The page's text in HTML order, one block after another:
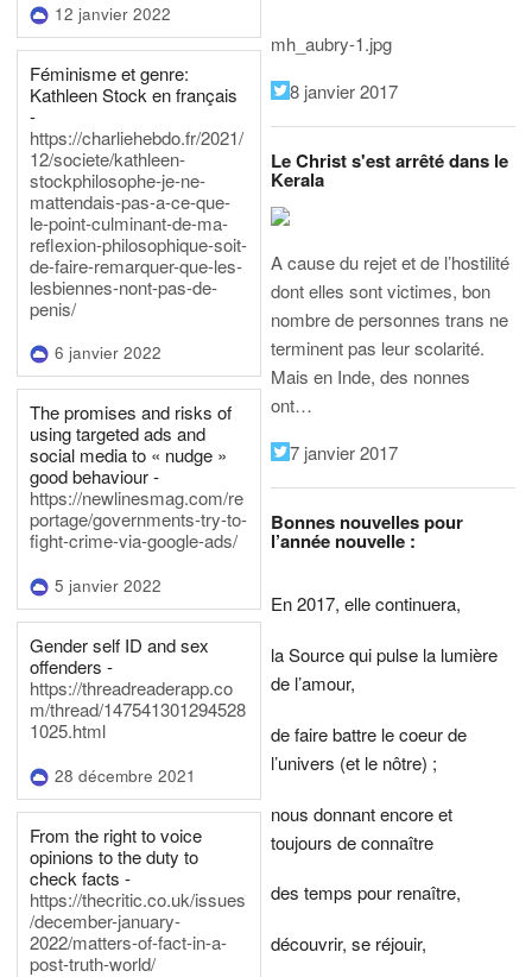
12 janvier 2022
Féminisme et genre:
Kathleen Stock en français
-
https://charliehebdo.fr/2021/
12/societe/kathleen-
stockphilosophe-je-ne-
mattendais-pas-a-ce-que-
le-point-culminant-de-ma-
reflexion-philosophique-soit-
de-faire-remarquer-que-les-
lesbiennes-nont-pas-de-
penis/
6 janvier 2022
The promises and risks of
using targeted ads and
social media to « nudge »
good behaviour -
https://newlinesmag.com/re
portage/governments-try-to-
fight-crime-via-google-ads/
5 janvier 2022
Gender self ID and sex
offenders -
https://threadreaderapp.co
m/thread/147541301294528
1025.html
28 décembre 2021
From the right to voice
opinions to the duty to
check facts -
https://thecritic.co.uk/issues
/december-january-
2022/matters-of-fact-in-a-
post-truth-world/
mh_aubry-1.jpg
8 janvier 2017
Le Christ s'est arrêté dans le
Kerala
A cause du rejet et de l’hostilité
dont elles sont victimes, bon
nombre de personnes trans ne
terminent pas leur scolarité.
Mais en Inde, des nonnes
ont…
7 janvier 2017
Bonnes nouvelles pour
l’année nouvelle :
En 2017, elle continuera,
la Source qui pulse la lumière
de l’amour,
de faire battre le coeur de
l’univers (et le nôtre) ;
nous donnant encore et
toujours de connaître
des temps pour renaître,
découvrir, se réjouir,